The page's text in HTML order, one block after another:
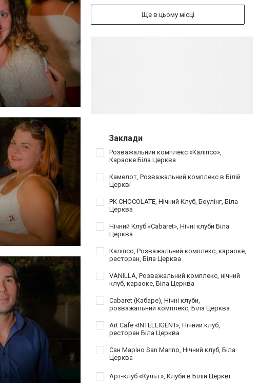
Ще в цьому місці
Заклади
Розважальний комплекс «Каліпсо»,
Караоке Біла Церква
Камелот, Розважальний комплекс в Білій
Церкві
РК CHOCOLATE, Нічний Клуб, Боулінг, Біла
Церква
Нічний Клуб «Cabaret», Нічні клуби Біла
Церква
Каліпсо, Розважальний комплекс, караоке,
ресторан, Біла Церква
VANILLA, Розважальний комплекс, нічний
клуб, караоке, Біла Церква
Cabaret (Кабаре), Нічні клуби,
розважальний комплекс, Біла Церква
Art Cafe «INTELLIGENT», Нічний клуб,
ресторан Біла Церква
Сан Маріно San Marino, Нічний клуб, Біла
Церква
Арт-клуб «Культ», Клуби в Білій Церкві